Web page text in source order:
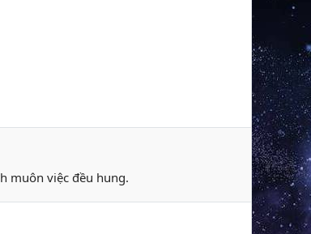
muôn việc đều hung.